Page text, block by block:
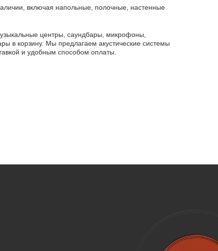
включая напольные, полочные, настенные
центры, саундбары, микрофоны,
в корзину. Мы предлагаем акустические системы
и удобным способом оплаты.